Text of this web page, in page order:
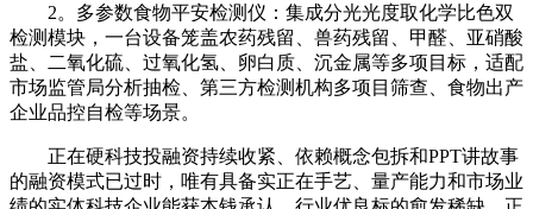
2。多参数食物平安检测仪：集成分光光度取化学比色双
检测模块，一台设备笼盖农药残留、兽药残留、甲醛、亚硝酸
盐、二氧化硫、过氧化氢、卵白质、沉金属等多项目标，适配
市场监管局分析抽检、第三方检测机构多项目筛查、食物出产
企业品控自检等场景。
正在硬科技投融资持续收紧、依赖概念包拆和PPT讲故事
的融资模式已过时，唯有具备实正在手艺、量产能力和市场业